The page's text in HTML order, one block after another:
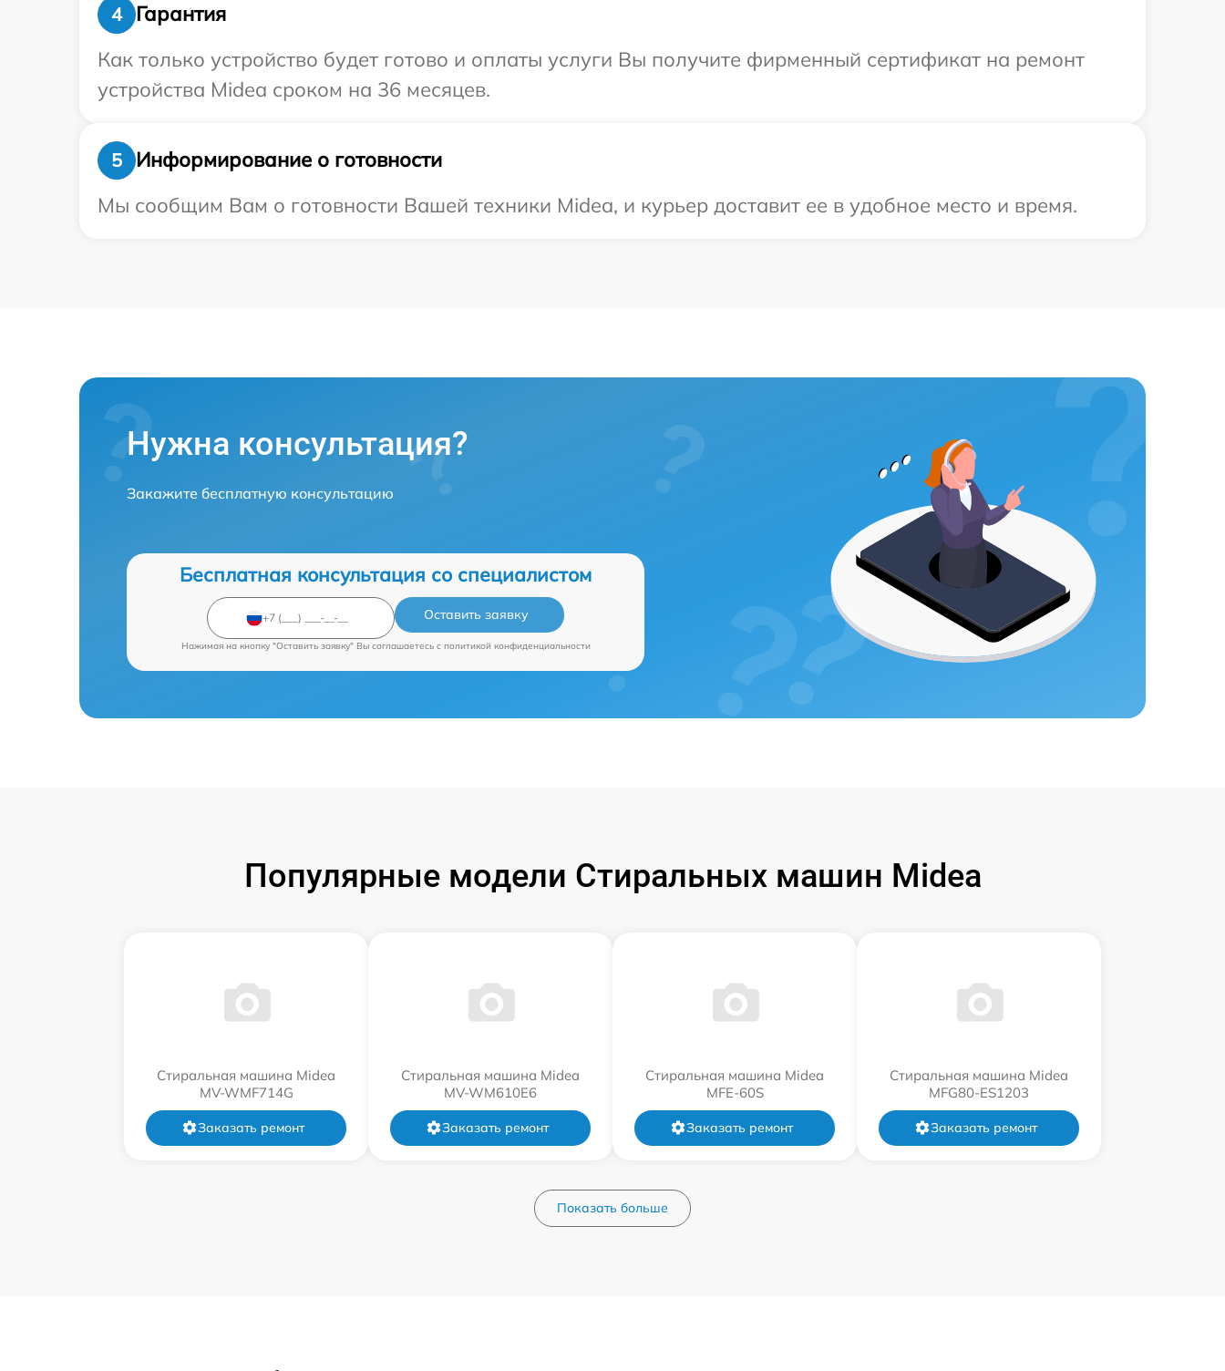
4
Гарантия
Как только устройство будет готово и оплаты услуги Вы получите фирменный сертификат на ремонт
устройства Midea сроком на 36 месяцев.
5
Информирование о готовности
Мы сообщим Вам о готовности Вашей техники Midea, и курьер доставит ее в удобное место и время.
Нужна консультация?
Закажите бесплатную консультацию
Бесплатная консультация со специалистом
Оставить заявку
Нажимая на кнопку "Оставить заявку" Вы соглашаетесь c политикой конфиденциальности
Популярные модели Стиральных машин Midea
Стиральная машина Midea
MV-WMF714G
Заказать ремонт
Стиральная машина Midea
MV-WM610E6
Заказать ремонт
Стиральная машина Midea
MFE-60S
Заказать ремонт
Стиральная машина Midea
MFG80-ES1203
Заказать ремонт
Показать больше